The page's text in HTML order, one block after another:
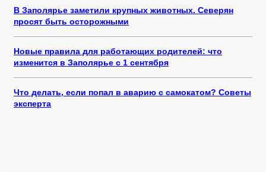
В Заполярье заметили крупных животных. Северян
просят быть осторожными
Новые правила для работающих родителей: что
изменится в Заполярье с 1 сентября
Что делать, если попал в аварию с самокатом? Советы
эксперта